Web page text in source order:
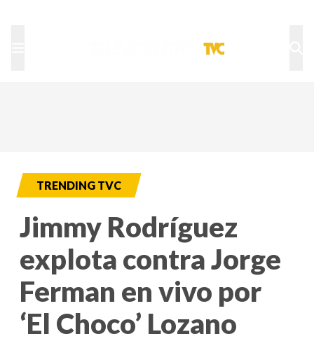
TRENDING TVC
Jimmy Rodríguez
explota contra Jorge
Ferman en vivo por
‘El Choco’ Lozano